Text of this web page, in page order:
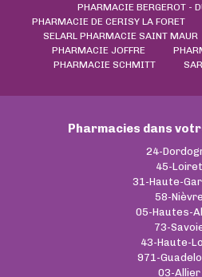
PHARMACIE BERGEROT -
PHARMACIE DE CERISY LA FORET
SELARL PHARMACIE SAINT MAUR
PHARMACIE JOFFRE
PHARMACIE SCHMITT
Pharmacies dans
24-
45-Loiret
31-Haute-
58-Nièvre
05-Hautes-
73-
43-Haute-
971-
03-Allier